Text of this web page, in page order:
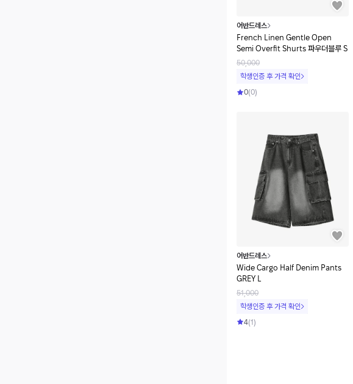
어반드레스
French Linen Gentle Open
Semi Overfit Shurts 파우더블루 S
50,000
학생인증 후 가격 확인
0(0)
어반드레스
Wide Cargo Half Denim Pants
GREY L
51,000
학생인증 후 가격 확인
4(1)